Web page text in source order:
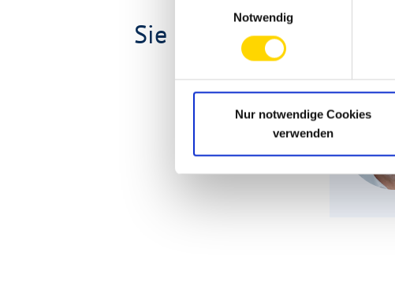
Notwendig
Nur notwendige Cookies
verwenden
Sie haben Fragen zu